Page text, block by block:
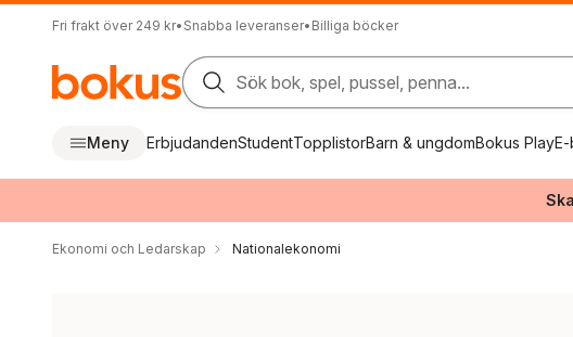
Fri frakt över 249 kr• Snabba leveranser• Billiga böcker
Sök bok, spel, pussel, penna...
Meny ErbjudandenStudentTopplistorBarn & ungdomBokus Play
Ekonomi och Ledarskap Nationalekonomi